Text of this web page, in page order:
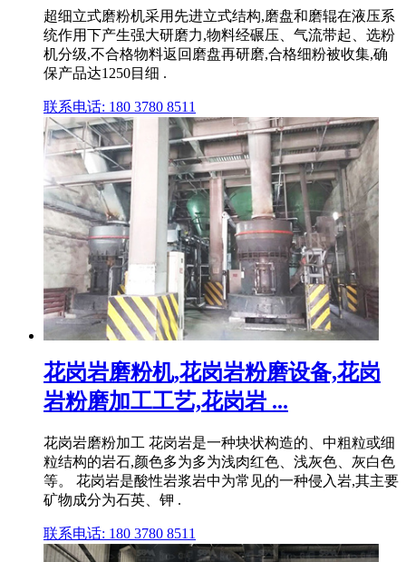
超细立式磨粉机采用先进立式结构,磨盘和磨辊在液压系
统作用下产生强大研磨力,物料经碾压、气流带起、选粉
机分级,不合格物料返回磨盘再研磨,合格细粉被收集,确
保产品达1250目细 .
联系电话: 180 3780 8511
花岗岩磨粉机,花岗岩粉磨设备,花岗
岩粉磨加工工艺,花岗岩 ...
花岗岩磨粉加工 花岗岩是一种块状构造的、中粗粒或细
粒结构的岩石,颜色多为多为浅肉红色、浅灰色、灰白色
等。 花岗岩是酸性岩浆岩中为常见的一种侵入岩,其主要
矿物成分为石英、钾 .
联系电话: 180 3780 8511